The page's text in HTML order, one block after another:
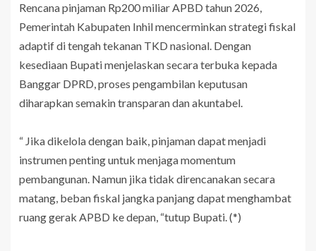
Rencana pinjaman Rp200 miliar APBD tahun 2026,
Pemerintah Kabupaten Inhil mencerminkan strategi fiskal
adaptif di tengah tekanan TKD nasional. Dengan
kesediaan Bupati menjelaskan secara terbuka kepada
Banggar DPRD, proses pengambilan keputusan
diharapkan semakin transparan dan akuntabel.
“ Jika dikelola dengan baik, pinjaman dapat menjadi
instrumen penting untuk menjaga momentum
pembangunan. Namun jika tidak direncanakan secara
matang, beban fiskal jangka panjang dapat menghambat
ruang gerak APBD ke depan, “tutup Bupati. (*)